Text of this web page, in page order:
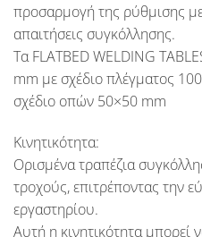
προσαρμογή της ρύθμισης
απαιτήσεις συγκόλλησης.
ΤαFLATBED WELDING
mm με σχέδιο πλέγματος
σχέδιο οπών 50×50 mm
Κινητικότητα:
Ορισμένα τραπέζια
τροχούς, επιτρέποντας την
εργαστηρίου.
Αυτή η κινητικότητα μπορεί